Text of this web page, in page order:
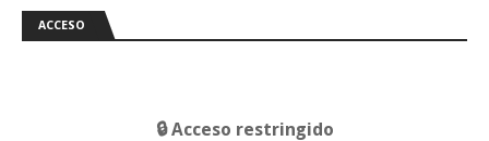
ACCESO
🔒 Acceso restringido